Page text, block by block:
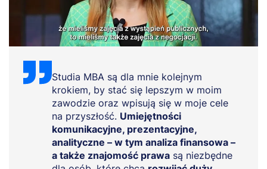
Studia MBA są dla mnie kolejnym
krokiem, by stać się lepszym w moim
zawodzie oraz wpisują się w moje cele
na przyszłość. Umiejętności
komunikacyjne, prezentacyjne,
analityczne – w tym analiza finansowa –
a także znajomość prawa są niezbędne